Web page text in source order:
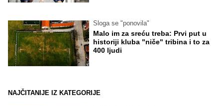
Sloga se "ponovila"
Malo im za sreću treba: Prvi put u
historiji kluba "niče" tribina i to za
400 ljudi
NAJČITANIJE IZ KATEGORIJE